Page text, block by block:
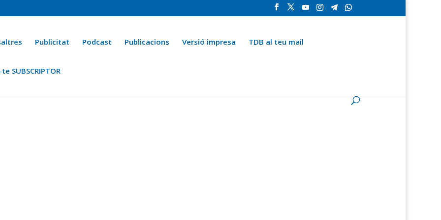
Publicitat Podcast Publicacions Versió impresa TDB al teu mail
SUBSCRIPTOR
Ara fa 25 anys